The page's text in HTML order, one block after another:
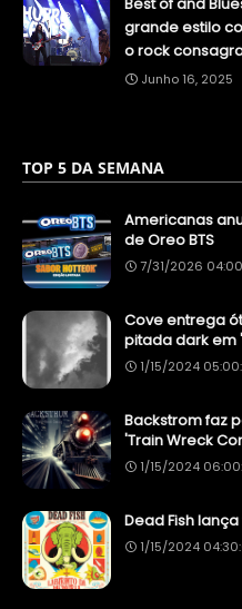
Best of and
grande estilo
o rock
Junho 16, 2025
TOP 5 DA SEMANA
Americanas
de Oreo BTS
7/31/2026
Cove entrega
pitada dark em
1/15/2024
Backstrom faz
'Train Wreck
1/15/2024
Dead Fish
1/15/2024